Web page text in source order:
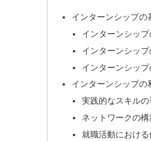
インターンシップの
インターンシップ
インターンシッ
インターンシップ
インターンシップの
実践的なスキルの
ネットワークの構
就職活動における